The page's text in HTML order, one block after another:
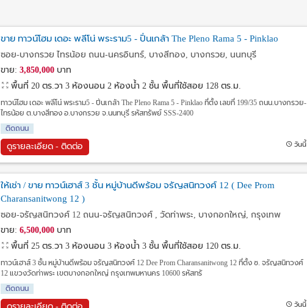
ขาย ทาวน์โฮม เดอะ พลีโน่ พระราม5 - ปิ่นเกล้า The Pleno Rama 5 - Pinklao
ซอย-บางกรวย ไทรน้อย ถนน-นครอินทร์, บางสีทอง, บางกรวย, นนทบุรี
ขาย: 3,850,000 บาท
พื้นที่ 20 ตร.วา 3 ห้องนอน 2 ห้องน้ำ 2 ชั้น พื้นที่ใช้สอย 128 ตร.ม.
ทาวน์โฮม เดอะ พลีโน่ พระราม5 - ปิ่นเกล้า The Pleno Rama 5 - Pinklao ที่ตั้ง เลขที่ 199/35 ถนน.บางกรวย-
ไทรน้อย ต.บางสีทอง อ.บางกรวย จ.นนทบุรี รหัสทรัพย์ SSS-2400
ติดถนน
ดูรายละเอียด - ติดต่อ วันนี้
ให้เช่า / ขาย ทาวน์เฮาส์ 3 ชั้น หมู่บ้านดีพร้อม จรัญสนิทวงศ์ 12 ( Dee Prom
Charansanitwong 12 )
ซอย-จรัญสนิทวงศ์ 12 ถนน-จรัญสนิทวงศ์ , วัดท่าพระ, บางกอกใหญ่, กรุงเทพ
ขาย: 6,500,000 บาท
พื้นที่ 25 ตร.วา 3 ห้องนอน 3 ห้องน้ำ 3 ชั้น พื้นที่ใช้สอย 120 ตร.ม.
ทาวน์เฮาส์ 3 ชั้น หมู่บ้านดีพร้อม จรัญสนิทวงศ์ 12 Dee Prom Charansanitwong 12 ที่ตั้ง ซ. จรัญสนิทวงศ์
12 แขวงวัดท่าพระ เขตบางกอกใหญ่ กรุงเทพมหานคร 10600 รหัสทรั
ติดถนน
วันนี้